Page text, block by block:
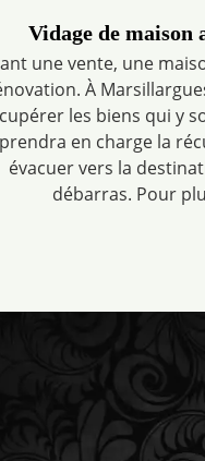
Vidage de maison
une vente, une
À
les biens qui y
prendra en charge la
évacuer vers la
débarras. Pour